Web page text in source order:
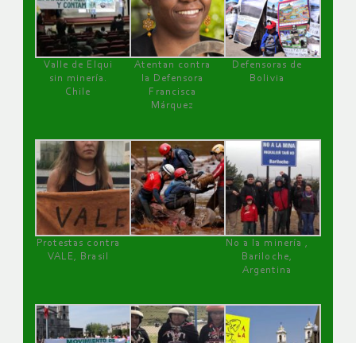
Valle de Elqui
sin minería.
Chile
Atentan contra
la Defensora
Francisca
Márquez
Defensoras de
Bolivia
Protestas contra
VALE, Brasil
No a la minería ,
Bariloche,
Argentina